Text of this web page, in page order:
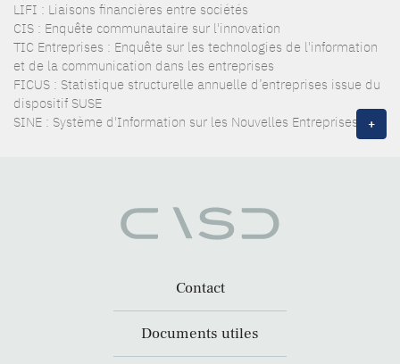
LIFI : Liaisons financières entre sociétés
CIS : Enquête communautaire sur l'innovation
TIC Entreprises : Enquête sur les technologies de l'information
et de la communication dans les entreprises
FICUS : Statistique structurelle annuelle d’entreprises issue du
dispositif SUSE
SINE : Système d'Information sur les Nouvelles Entreprises
+
Contact
Documents utiles